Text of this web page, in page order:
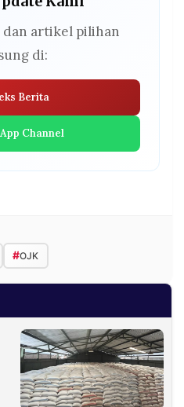
dan artikel pilihan
di:
Berita
Channel
#OJK